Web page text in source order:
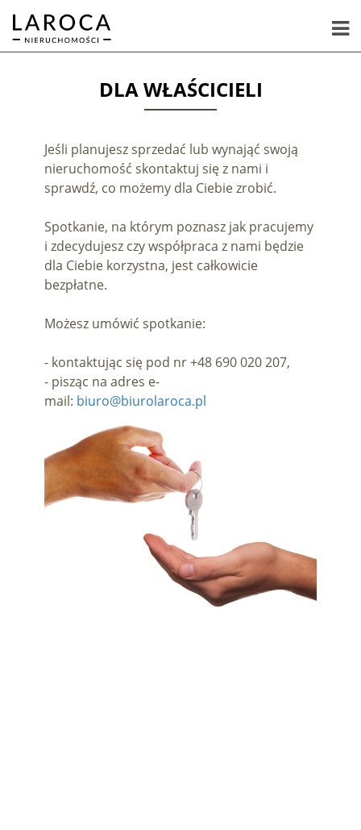
DLA WŁAŚCICIELI
Jeśli planujesz sprzedać lub wynająć swoją
nieruchomość skontaktuj się z nami i
sprawdź, co możemy dla Ciebie zrobić.
Spotkanie, na którym poznasz jak pracujemy
i zdecydujesz czy współpraca z nami będzie
dla Ciebie korzystna, jest całkowicie
bezpłatne.
Możesz umówić spotkanie:
- kontaktując się pod nr +48 690 020 207,
- pisząc na adres e-
mail: biuro@biurolaroca.pl